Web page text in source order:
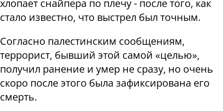
хлопает снайпера по плечу - после того, как
стало известно, что выстрел был точным.
Согласно палестинским сообщениям,
террорист, бывший этой самой «целью»,
получил ранение и умер не сразу, но очень
скоро после этого была зафиксирована его
смерть.